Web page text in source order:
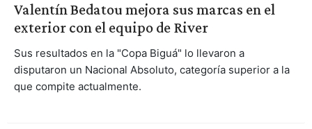
Valentín Bedatou mejora sus marcas en el
exterior con el equipo de River
Sus resultados en la "Copa Biguá" lo llevaron a
disputaron un Nacional Absoluto, categoría superior a la
que compite actualmente.